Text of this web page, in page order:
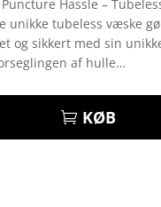
Hassle –
unikke tubeless væske
og sikkert med sin
af hulle…
KØB